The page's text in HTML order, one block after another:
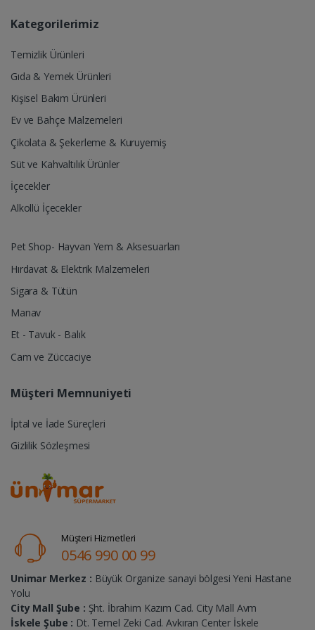
Kategorilerimiz
Temizlik Ürünleri
Gıda & Yemek Ürünleri
Kişisel Bakım Ürünleri
Ev ve Bahçe Malzemeleri
Çikolata & Şekerleme & Kuruyemiş
Süt ve Kahvaltılık Ürünler
İçecekler
Alkollü İçecekler
Pet Shop- Hayvan Yem & Aksesuarları
Hırdavat & Elektrik Malzemeleri
Sigara & Tütün
Manav
Et - Tavuk - Balık
Cam ve Züccaciye
Müşteri Memnuniyeti
İptal ve İade Süreçleri
Gizlilik Sözleşmesi
Müşteri Hizmetleri
0546 990 00 99
Unimar Merkez : Büyük Organize sanayi bölgesi Yeni Hastane
Yolu
City Mall Şube : Şht. İbrahim Kazım Cad. City Mall Avm
İskele Şube : Dt. Temel Zeki Cad. Avkıran Center İskele